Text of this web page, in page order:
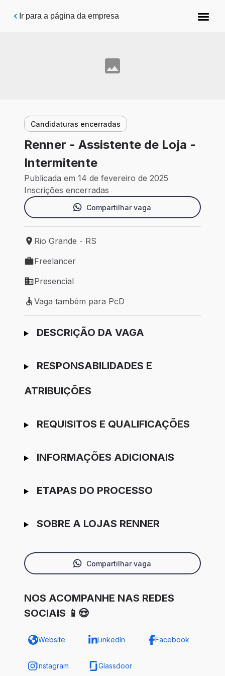
Pular para o conteúdo principal
Ir para a página da empresa
Candidaturas encerradas
Renner - Assistente de Loja -
Intermitente
Publicada em 14 de fevereiro de 2025
Inscrições encerradas
Compartilhar vaga
Local de trabalho: Rio Grande - RS
Rio Grande - RS
Tipo de vaga: Freelancer
Freelancer
Modelo de trabalho: Presencial
Presencial
Vaga também para PcD
Vaga também para PcD
Ir para candidatura
DESCRIÇÃO DA VAGA
RESPONSABILIDADES E
ATRIBUIÇÕES
REQUISITOS E QUALIFICAÇÕES
INFORMAÇÕES ADICIONAIS
ETAPAS DO PROCESSO
SOBRE A LOJAS RENNER
Compartilhar vaga
NOS ACOMPANHE NAS REDES
SOCIAIS 📱😍
Website LinkedIn Facebook
Instagram Glassdoor